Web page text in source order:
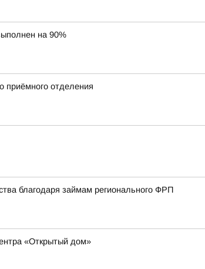
на 90%
приёмного отделения
благодаря займам регионального ФРП
«Открытый дом»